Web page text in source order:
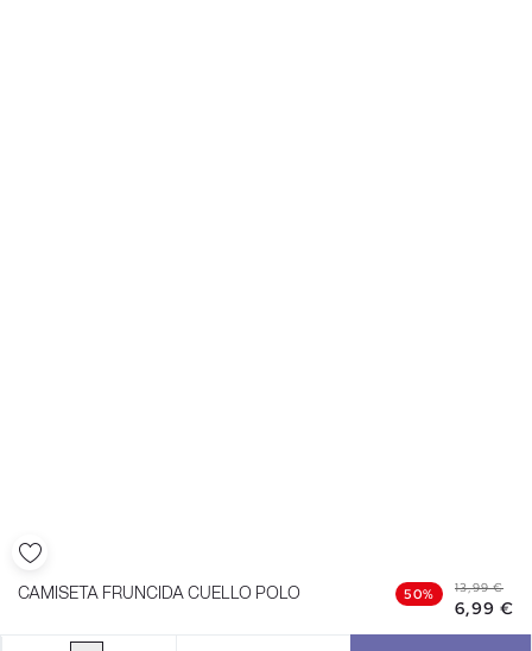
CAMISETA FRUNCIDA CUELLO POLO 50% 13,99 €
6,99 €